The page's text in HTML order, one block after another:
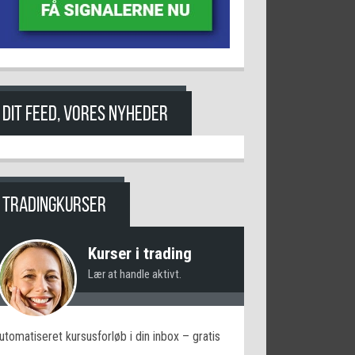
DIT FEED, VORES NYHEDER
TRADINGKURSER
Kurser i trading
Lær at handle aktivt.
kursusforløb i din inbox – gratis